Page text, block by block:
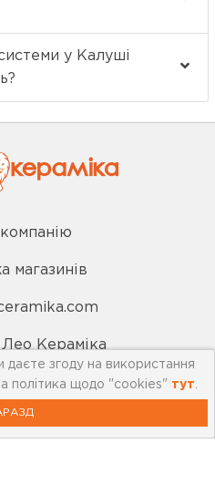
у Калуші
магазинів
Кераміка
інформація
згоду на використання
політика щодо "cookies" тут